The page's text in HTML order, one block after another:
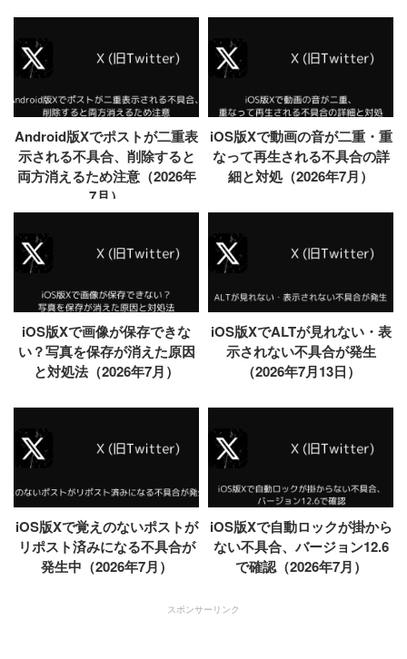
Android版Xでポストが二重表
示される不具合、削除すると
両方消えるため注意（2026年
7月）
iOS版Xで動画の音が二重・重
なって再生される不具合の詳
細と対処（2026年7月）
iOS版Xで画像が保存できな
い？写真を保存が消えた原因
と対処法（2026年7月）
iOS版XでALTが見れない・表
示されない不具合が発生
（2026年7月13日）
iOS版Xで覚えのないポストが
リポスト済みになる不具合が
発生中（2026年7月）
iOS版Xで自動ロックが掛から
ない不具合、バージョン12.6
で確認（2026年7月）
スポンサーリンク